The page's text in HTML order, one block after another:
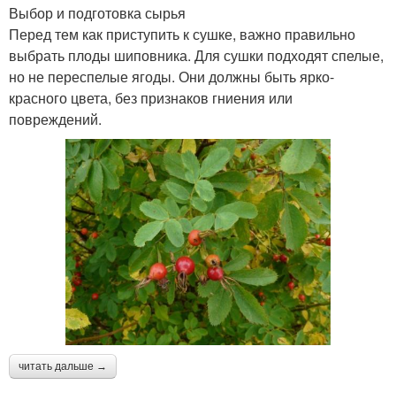
Выбор и подготовка сырья
Перед тем как приступить к сушке, важно правильно
выбрать плоды шиповника. Для сушки подходят спелые,
но не переспелые ягоды. Они должны быть ярко-
красного цвета, без признаков гниения или
повреждений.
читать дальше →